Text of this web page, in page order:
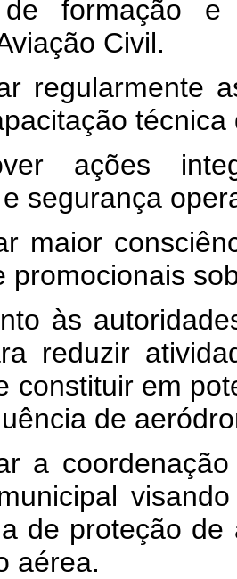
de formação e
Civil.
regularmente
técnica
ações
segurança
maior
promocionais
às
reduzir
constituir em
de
a
de proteção
aérea.